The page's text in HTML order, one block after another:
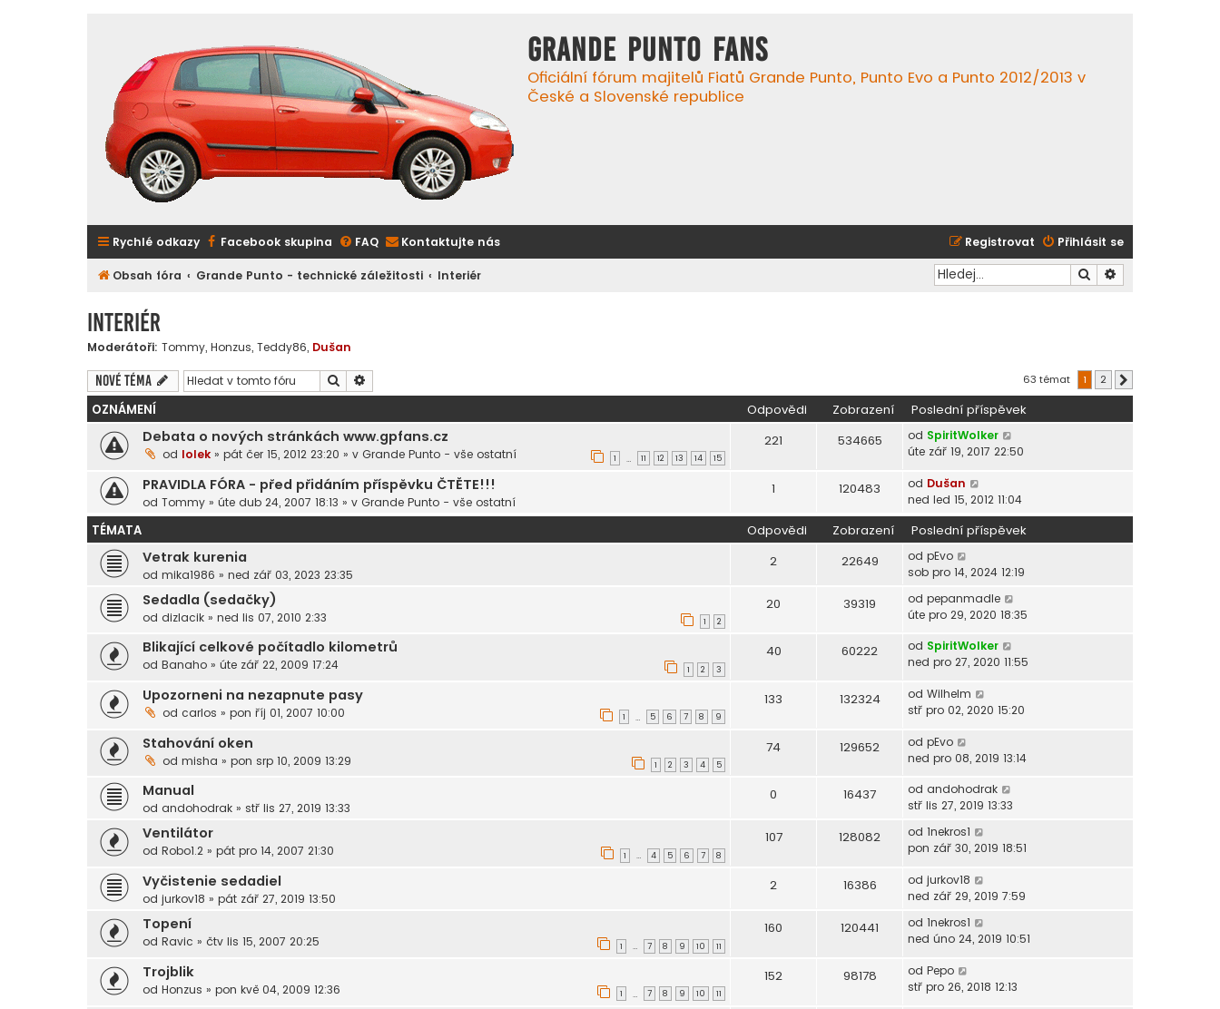
GRANDE PUNTO FANS
Oficiální fórum majitelů Fiatů Grande Punto, Punto Evo a Punto 2012/2013 v
České a Slovenské republice
Rychlé odkazy Facebook skupina FAQ Kontaktujte nás Přihlásit se
Registrovat
Obsah fóra Grande Punto - technické záležitosti Interiér Hledat
Interiér
Moderátoři: Tommy, Honzus, Teddy86, Dušan
Nové téma Hledat 63 témat 1 2
OZNÁMENÍ Odpovědi Zobrazení Poslední příspěvek
Debata o nových stránkách www.gpfans.cz
od lolek » pát čer 15, 2012 23:20 » v Grande Punto - vše ostatní 1 … 11 12 13 14 15
221 534665 od SpiritWolker
úte zář 19, 2017 22:50
PRAVIDLA FÓRA - před přidáním příspěvku ČTĚTE!!!
od Tommy » úte dub 24, 2007 18:13 » v Grande Punto - vše ostatní
1 120483 od Dušan
ned led 15, 2012 11:04
TÉMATA Odpovědi Zobrazení Poslední příspěvek
Vetrak kurenia
od mika1986 » ned zář 03, 2023 23:35
2 22649 od pEvo
sob pro 14, 2024 12:19
Sedadla (sedačky)
od dizlacik » ned lis 07, 2010 2:33 1 2
20 39319 od pepanmadle
úte pro 29, 2020 18:35
Blikající celkové počítadlo kilometrů
od Banaho » úte zář 22, 2009 17:24 1 2 3
40 60222 od SpiritWolker
ned pro 27, 2020 11:55
Upozorneni na nezapnute pasy
od carlos » pon říj 01, 2007 10:00 1 … 5 6 7 8 9
133 132324 od Wilhelm
stř pro 02, 2020 15:20
Stahování oken
od misha » pon srp 10, 2009 13:29 1 2 3 4 5
74 129652 od pEvo
ned pro 08, 2019 13:14
Manual
od andohodrak » stř lis 27, 2019 13:33
0 16437 od andohodrak
stř lis 27, 2019 13:33
Ventilátor
od Robo1.2 » pát pro 14, 2007 21:30 1 … 4 5 6 7 8
107 128082 od 1nekros1
pon zář 30, 2019 18:51
Vyčistenie sedadiel
od jurkov18 » pát zář 27, 2019 13:50
2 16386 od jurkov18
ned zář 29, 2019 7:59
Topení
od Ravic » čtv lis 15, 2007 20:25 1 … 7 8 9 10 11
160 120441 od 1nekros1
ned úno 24, 2019 10:51
Trojblik
od Honzus » pon kvě 04, 2009 12:36 1 … 7 8 9 10 11
152 98178 od Pepo
stř pro 26, 2018 12:13